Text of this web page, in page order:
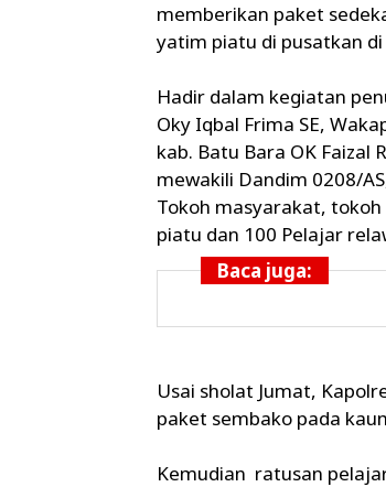
memberikan paket
yatim piatu di pusatkan
Hadir dalam kegiatan
Oky Iqbal Frima SE,
kab. Batu Bara OK Faizal
mewakili Dandim 0208/
Tokoh masyarakat,
piatu dan 100 Pelajar
Baca juga:
Usai sholat Jumat,
paket sembako pada
Kemudian ratusan